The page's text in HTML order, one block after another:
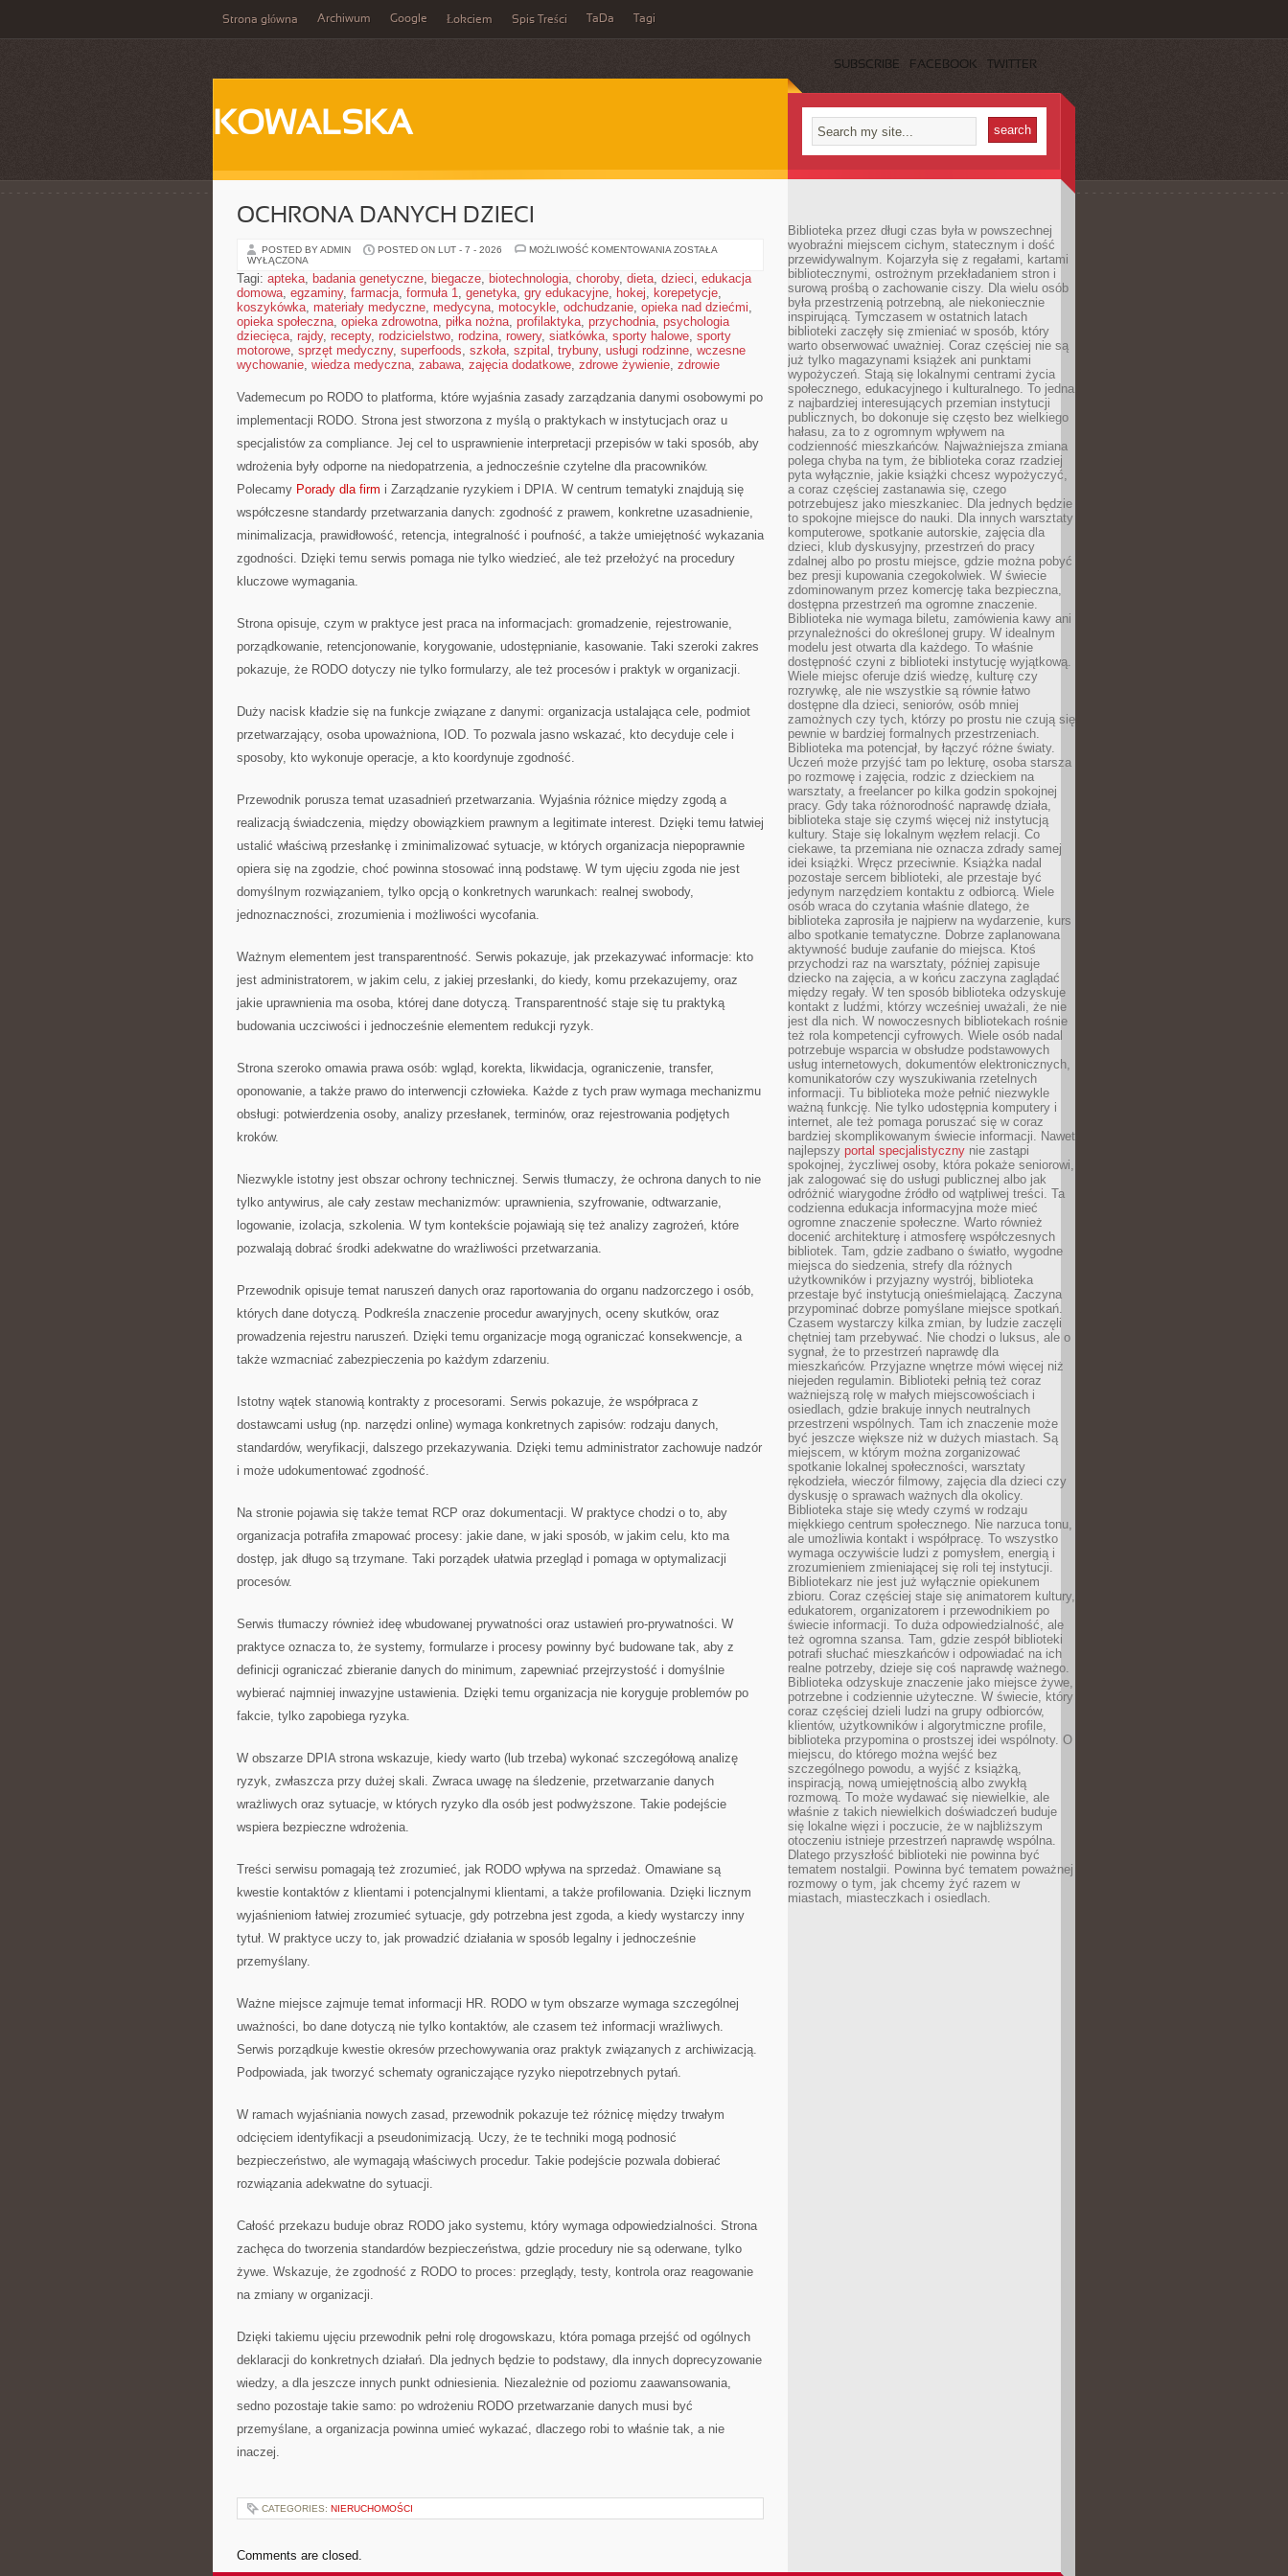
Strona główna Archiwum Google Łokciem Spis Treści TaDa Tagi
SUBSCRIBE FACEBOOK TWITTER
KOWALSKA
OCHRONA DANYCH DZIECI
POSTED BY ADMIN POSTED ON LUT - 7 - 2026 MOŻLIWOŚĆ KOMENTOWANIA OCHRONA
ZOSTAŁA
WYŁĄCZONA
Tagi: apteka, badania genetyczne, biegacze, biotechnologia, choroby, dieta, dzieci, edukacja
domowa, egzaminy, farmacja, formuła 1, genetyka, gry edukacyjne, hokej, korepetycje,
koszykówka, materiały medyczne, medycyna, motocykle, odchudzanie, opieka nad dziećmi,
opieka społeczna, opieka zdrowotna, piłka nożna, profilaktyka, przychodnia, psychologia
dziecięca, rajdy, recepty, rodzicielstwo, rodzina, rowery, siatkówka, sporty halowe, sporty
motorowe, sprzęt medyczny, superfoods, szkoła, szpital , trybuny, usługi rodzinne, wczesne
wychowanie, wiedza medyczna, zabawa, zajęcia dodatkowe, zdrowe żywienie, zdrowie
Vademecum po RODO to platforma, które wyjaśnia zasady zarządzania danymi osobowymi po
implementacji RODO. Strona jest stworzona z myślą o praktykach w instytucjach oraz u
specjalistów za compliance. Jej cel to usprawnienie interpretacji przepisów w taki sposób, aby
wdrożenia były odporne na niedopatrzenia, a jednocześnie czytelne dla pracowników.
Polecamy Porady dla firm i Zarządzanie ryzykiem i DPIA. W centrum tematyki znajdują się
współczesne standardy przetwarzania danych: zgodność z prawem, konkretne uzasadnienie,
minimalizacja, prawidłowość, retencja, integralność i poufność, a także umiejętność wykazania
zgodności. Dzięki temu serwis pomaga nie tylko wiedzieć, ale też przełożyć na procedury
kluczowe wymagania.
Strona opisuje, czym w praktyce jest praca na informacjach: gromadzenie, rejestrowanie,
porządkowanie, retencjonowanie, korygowanie, udostępnianie, kasowanie. Taki szeroki zakres
pokazuje, że RODO dotyczy nie tylko formularzy, ale też procesów i praktyk w organizacji.
Duży nacisk kładzie się na funkcje związane z danymi: organizacja ustalająca cele, podmiot
przetwarzający, osoba upoważniona, IOD. To pozwala jasno wskazać, kto decyduje cele i
sposoby, kto wykonuje operacje, a kto koordynuje zgodność.
Przewodnik porusza temat uzasadnień przetwarzania. Wyjaśnia różnice między zgodą a
realizacją świadczenia, między obowiązkiem prawnym a legitimate interest. Dzięki temu łatwiej
ustalić właściwą przesłankę i zminimalizować sytuacje, w których organizacja niepoprawnie
opiera się na zgodzie, choć powinna stosować inną podstawę. W tym ujęciu zgoda nie jest
domyślnym rozwiązaniem, tylko opcją o konkretnych warunkach: realnej swobody,
jednoznaczności, zrozumienia i możliwości wycofania.
Ważnym elementem jest transparentność. Serwis pokazuje, jak przekazywać informacje: kto
jest administratorem, w jakim celu, z jakiej przesłanki, do kiedy, komu przekazujemy, oraz
jakie uprawnienia ma osoba, której dane dotyczą. Transparentność staje się tu praktyką
budowania uczciwości i jednocześnie elementem redukcji ryzyk.
Strona szeroko omawia prawa osób: wgląd, korekta, likwidacja, ograniczenie, transfer,
oponowanie, a także prawo do interwencji człowieka. Każde z tych praw wymaga mechanizmu
obsługi: potwierdzenia osoby, analizy przesłanek, terminów, oraz rejestrowania podjętych
kroków.
Niezwykle istotny jest obszar ochrony technicznej. Serwis tłumaczy, że ochrona danych to nie
tylko antywirus, ale cały zestaw mechanizmów: uprawnienia, szyfrowanie, odtwarzanie,
logowanie, izolacja, szkolenia. W tym kontekście pojawiają się też analizy zagrożeń, które
pozwalają dobrać środki adekwatne do wrażliwości przetwarzania.
Przewodnik opisuje temat naruszeń danych oraz raportowania do organu nadzorczego i osób,
których dane dotyczą. Podkreśla znaczenie procedur awaryjnych, oceny skutków, oraz
prowadzenia rejestru naruszeń. Dzięki temu organizacje mogą ograniczać konsekwencje, a
także wzmacniać zabezpieczenia po każdym zdarzeniu.
Istotny wątek stanowią kontrakty z procesorami. Serwis pokazuje, że współpraca z
dostawcami usług (np. narzędzi online) wymaga konkretnych zapisów: rodzaju danych,
standardów, weryfikacji, dalszego przekazywania. Dzięki temu administrator zachowuje nadzór
i może udokumentować zgodność.
Na stronie pojawia się także temat RCP oraz dokumentacji. W praktyce chodzi o to, aby
organizacja potrafiła zmapować procesy: jakie dane, w jaki sposób, w jakim celu, kto ma
dostęp, jak długo są trzymane. Taki porządek ułatwia przegląd i pomaga w optymalizacji
procesów.
Serwis tłumaczy również ideę wbudowanej prywatności oraz ustawień pro-prywatności. W
praktyce oznacza to, że systemy, formularze i procesy powinny być budowane tak, aby z
definicji ograniczać zbieranie danych do minimum, zapewniać przejrzystość i domyślnie
wybierać najmniej inwazyjne ustawienia. Dzięki temu organizacja nie koryguje problemów po
fakcie, tylko zapobiega ryzyka.
W obszarze DPIA strona wskazuje, kiedy warto (lub trzeba) wykonać szczegółową analizę
ryzyk, zwłaszcza przy dużej skali. Zwraca uwagę na śledzenie, przetwarzanie danych
wrażliwych oraz sytuacje, w których ryzyko dla osób jest podwyższone. Takie podejście
wspiera bezpieczne wdrożenia.
Treści serwisu pomagają też zrozumieć, jak RODO wpływa na sprzedaż. Omawiane są
kwestie kontaktów z klientami i potencjalnymi klientami, a także profilowania. Dzięki licznym
wyjaśnieniom łatwiej zrozumieć sytuacje, gdy potrzebna jest zgoda, a kiedy wystarczy inny
tytuł. W praktyce uczy to, jak prowadzić działania w sposób legalny i jednocześnie
przemyślany.
Ważne miejsce zajmuje temat informacji HR. RODO w tym obszarze wymaga szczególnej
uważności, bo dane dotyczą nie tylko kontaktów, ale czasem też informacji wrażliwych.
Serwis porządkuje kwestie okresów przechowywania oraz praktyk związanych z archiwizacją.
Podpowiada, jak tworzyć schematy ograniczające ryzyko niepotrzebnych pytań.
W ramach wyjaśniania nowych zasad, przewodnik pokazuje też różnicę między trwałym
odcięciem identyfikacji a pseudonimizacją. Uczy, że te techniki mogą podnosić
bezpieczeństwo, ale wymagają właściwych procedur. Takie podejście pozwala dobierać
rozwiązania adekwatne do sytuacji.
Całość przekazu buduje obraz RODO jako systemu, który wymaga odpowiedzialności. Strona
zachęca do tworzenia standardów bezpieczeństwa, gdzie procedury nie są oderwane, tylko
żywe. Wskazuje, że zgodność z RODO to proces: przeglądy, testy, kontrola oraz reagowanie
na zmiany w organizacji.
Dzięki takiemu ujęciu przewodnik pełni rolę drogowskazu, która pomaga przejść od ogólnych
deklaracji do konkretnych działań. Dla jednych będzie to podstawy, dla innych doprecyzowanie
wiedzy, a dla jeszcze innych punkt odniesienia. Niezależnie od poziomu zaawansowania,
sedno pozostaje takie samo: po wdrożeniu RODO przetwarzanie danych musi być
przemyślane, a organizacja powinna umieć wykazać, dlaczego robi to właśnie tak, a nie
inaczej.
CATEGORIES: NIERUCHOMOŚCI
Comments are closed.
Biblioteka przez długi czas była w powszechnej
wyobraźni miejscem cichym, statecznym i dość
przewidywalnym. Kojarzyła się z regałami, kartami
bibliotecznymi, ostrożnym przekładaniem stron i
surową prośbą o zachowanie ciszy. Dla wielu osób
była przestrzenią potrzebną, ale niekoniecznie
inspirującą. Tymczasem w ostatnich latach
biblioteki zaczęły się zmieniać w sposób, który
warto obserwować uważniej. Coraz częściej nie są
już tylko magazynami książek ani punktami
wypożyczeń. Stają się lokalnymi centrami życia
społecznego, edukacyjnego i kulturalnego. To jedna
z najbardziej interesujących przemian instytucji
publicznych, bo dokonuje się często bez wielkiego
hałasu, za to z ogromnym wpływem na
codzienność mieszkańców. Najważniejsza zmiana
polega chyba na tym, że biblioteka coraz rzadziej
pyta wyłącznie, jakie książki chcesz wypożyczyć,
a coraz częściej zastanawia się, czego
potrzebujesz jako mieszkaniec. Dla jednych będzie
to spokojne miejsce do nauki. Dla innych warsztaty
komputerowe, spotkanie autorskie, zajęcia dla
dzieci, klub dyskusyjny, przestrzeń do pracy
zdalnej albo po prostu miejsce, gdzie można pobyć
bez presji kupowania czegokolwiek. W świecie
zdominowanym przez komercję taka bezpieczna,
dostępna przestrzeń ma ogromne znaczenie.
Biblioteka nie wymaga biletu, zamówienia kawy ani
przynależności do określonej grupy. W idealnym
modelu jest otwarta dla każdego. To właśnie
dostępność czyni z biblioteki instytucję wyjątkową.
Wiele miejsc oferuje dziś wiedzę, kulturę czy
rozrywkę, ale nie wszystkie są równie łatwo
dostępne dla dzieci, seniorów, osób mniej
zamożnych czy tych, którzy po prostu nie czują się
pewnie w bardziej formalnych przestrzeniach.
Biblioteka ma potencjał, by łączyć różne światy.
Uczeń może przyjść tam po lekturę, osoba starsza
po rozmowę i zajęcia, rodzic z dzieckiem na
warsztaty, a freelancer po kilka godzin spokojnej
pracy. Gdy taka różnorodność naprawdę działa,
biblioteka staje się czymś więcej niż instytucją
kultury. Staje się lokalnym węzłem relacji. Co
ciekawe, ta przemiana nie oznacza zdrady samej
idei książki. Wręcz przeciwnie. Książka nadal
pozostaje sercem biblioteki, ale przestaje być
jedynym narzędziem kontaktu z odbiorcą. Wiele
osób wraca do czytania właśnie dlatego, że
biblioteka zaprosiła je najpierw na wydarzenie, kurs
albo spotkanie tematyczne. Dobrze zaplanowana
aktywność buduje zaufanie do miejsca. Ktoś
przychodzi raz na warsztaty, później zapisuje
dziecko na zajęcia, a w końcu zaczyna zaglądać
między regały. W ten sposób biblioteka odzyskuje
kontakt z ludźmi, którzy wcześniej uważali, że nie
jest dla nich. W nowoczesnych bibliotekach rośnie
też rola kompetencji cyfrowych. Wiele osób nadal
potrzebuje wsparcia w obsłudze podstawowych
usług internetowych, dokumentów elektronicznych,
komunikatorów czy wyszukiwania rzetelnych
informacji. Tu biblioteka może pełnić niezwykle
ważną funkcję. Nie tylko udostępnia komputery i
internet, ale też pomaga poruszać się w coraz
bardziej skomplikowanym świecie informacji. Nawet
najlepszy portal specjalistyczny nie zastąpi
spokojnej, życzliwej osoby, która pokaże seniorowi,
jak zalogować się do usługi publicznej albo jak
odróżnić wiarygodne źródło od wątpliwej treści. Ta
codzienna edukacja informacyjna może mieć
ogromne znaczenie społeczne. Warto również
docenić architekturę i atmosferę współczesnych
bibliotek. Tam, gdzie zadbano o światło, wygodne
miejsca do siedzenia, strefy dla różnych
użytkowników i przyjazny wystrój, biblioteka
przestaje być instytucją onieśmielającą. Zaczyna
przypominać dobrze pomyślane miejsce spotkań.
Czasem wystarczy kilka zmian, by ludzie zaczęli
chętniej tam przebywać. Nie chodzi o luksus, ale o
sygnał, że to przestrzeń naprawdę dla
mieszkańców. Przyjazne wnętrze mówi więcej niż
niejeden regulamin. Biblioteki pełnią też coraz
ważniejszą rolę w małych miejscowościach i
osiedlach, gdzie brakuje innych neutralnych
przestrzeni wspólnych. Tam ich znaczenie może
być jeszcze większe niż w dużych miastach. Są
miejscem, w którym można zorganizować
spotkanie lokalnej społeczności, warsztaty
rękodzieła, wieczór filmowy, zajęcia dla dzieci czy
dyskusję o sprawach ważnych dla okolicy.
Biblioteka staje się wtedy czymś w rodzaju
miękkiego centrum społecznego. Nie narzuca tonu,
ale umożliwia kontakt i współpracę. To wszystko
wymaga oczywiście ludzi z pomysłem, energią i
zrozumieniem zmieniającej się roli tej instytucji.
Bibliotekarz nie jest już wyłącznie opiekunem
zbioru. Coraz częściej staje się animatorem kultury,
edukatorem, organizatorem i przewodnikiem po
świecie informacji. To duża odpowiedzialność, ale
też ogromna szansa. Tam, gdzie zespół biblioteki
potrafi słuchać mieszkańców i odpowiadać na ich
realne potrzeby, dzieje się coś naprawdę ważnego.
Biblioteka odzyskuje znaczenie jako miejsce żywe,
potrzebne i codziennie użyteczne. W świecie, który
coraz częściej dzieli ludzi na grupy odbiorców,
klientów, użytkowników i algorytmiczne profile,
biblioteka przypomina o prostszej idei wspólnoty. O
miejscu, do którego można wejść bez
szczególnego powodu, a wyjść z książką,
inspiracją, nową umiejętnością albo zwykłą
rozmową. To może wydawać się niewielkie, ale
właśnie z takich niewielkich doświadczeń buduje
się lokalne więzi i poczucie, że w najbliższym
otoczeniu istnieje przestrzeń naprawdę wspólna.
Dlatego przyszłość biblioteki nie powinna być
tematem nostalgii. Powinna być tematem poważnej
rozmowy o tym, jak chcemy żyć razem w
miastach, miasteczkach i osiedlach.